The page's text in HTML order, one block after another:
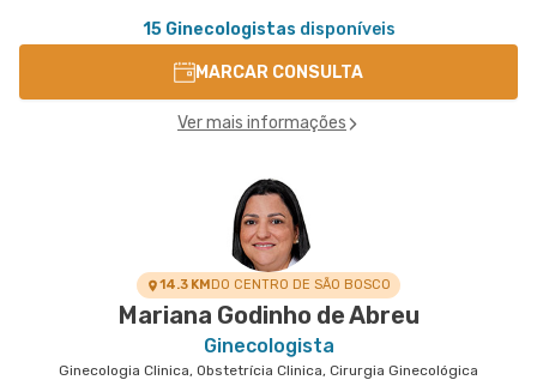
15 Ginecologistas disponíveis
MARCAR CONSULTA
Ver mais informações
14.3 KMDO CENTRO DE SÃO BOSCO
Mariana Godinho de Abreu
Ginecologista
Ginecologia Clinica, Obstetrícia Clinica, Cirurgia Ginecológica